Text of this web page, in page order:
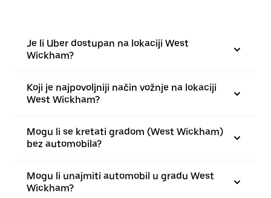
Je li Uber dostupan na lokaciji West
Wickham?
Koji je najpovoljniji način vožnje na lokaciji
West Wickham?
Mogu li se kretati gradom (West Wickham)
bez automobila?
Mogu li unajmiti automobil u gradu West
Wickham?